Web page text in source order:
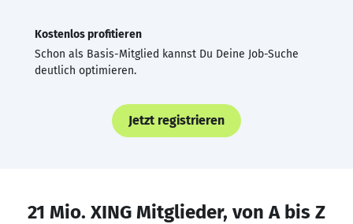
Kostenlos profitieren
Schon als Basis-Mitglied kannst Du Deine Job-Suche
deutlich optimieren.
Jetzt registrieren
21 Mio. XING Mitglieder, von A bis Z